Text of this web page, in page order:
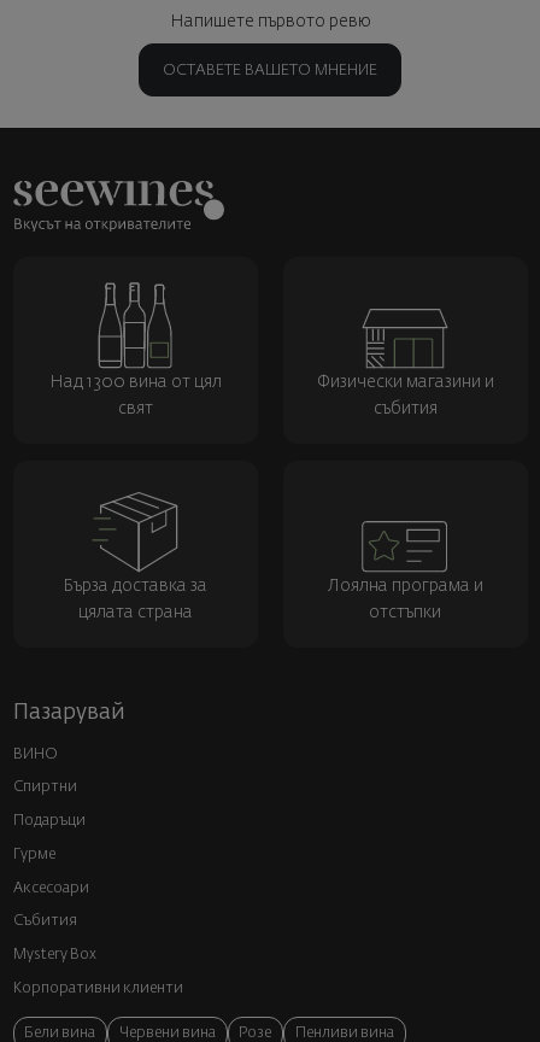
Напишете първото ревю
ОСТАВЕТЕ ВАШЕТО МНЕНИЕ
Над 1300 вина от цял
свят
Физически магазини и
събития
Бърза доставка за
цялата страна
Лоялна програма и
отстъпки
Пазарувай
ВИНО
Спиртни
Подаръци
Гурме
Аксесоари
Събития
Mystery Box
Корпоративни клиенти
Бели вина Червени вина Розе Пенливи вина